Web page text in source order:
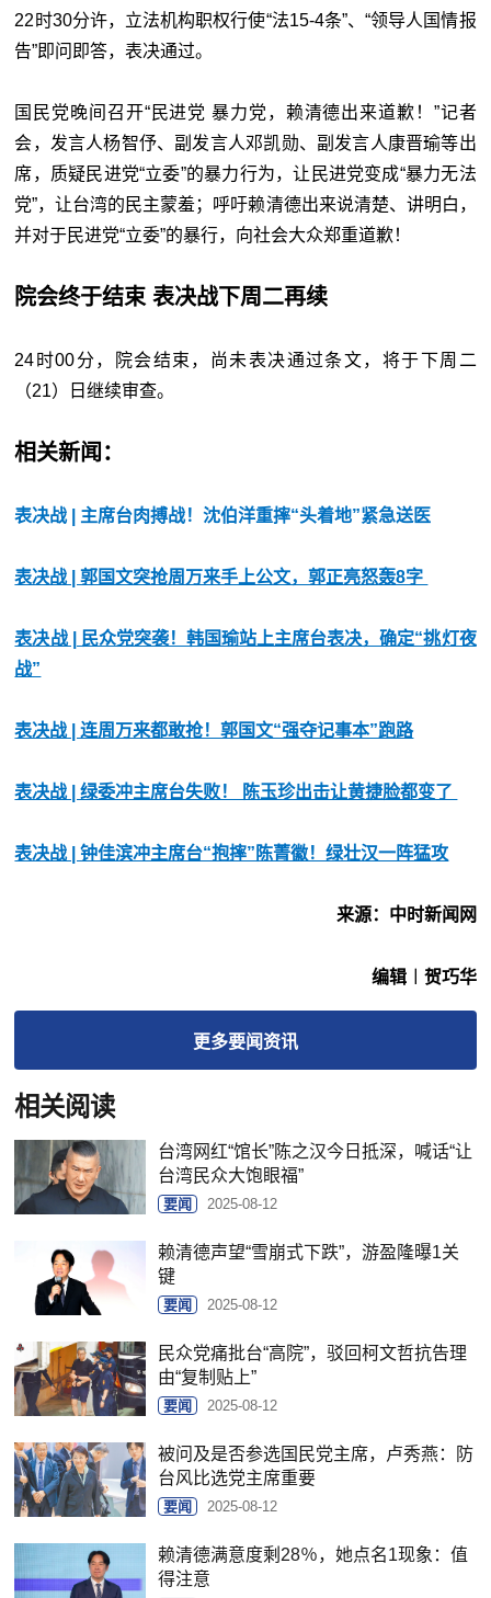
22时30分许，立法机构职权行使“法15-4条”、“领导人国情报
告”即问即答，表决通过。
国民党晚间召开“民进党 暴力党，赖清德出来道歉！”记者
会，发言人杨智伃、副发言人邓凯勋、副发言人康晋瑜等出
席，质疑民进党“立委”的暴力行为，让民进党变成“暴力无法
党”，让台湾的民主蒙羞；呼吁赖清德出来说清楚、讲明白，
并对于民进党“立委”的暴行，向社会大众郑重道歉！
院会终于结束 表决战下周二再续
24时00分，院会结束，尚未表决通过条文，将于下周二
（21）日继续审查。
相关新闻：
表决战 | 主席台肉搏战！沈伯洋重摔“头着地”紧急送医
表决战 | 郭国文突抢周万来手上公文，郭正亮怒轰8字
表决战 | 民众党突袭！韩国瑜站上主席台表决，确定“挑灯夜
战”
表决战 | 连周万来都敢抢！郭国文“强夺记事本”跑路
表决战 | 绿委冲主席台失败！ 陈玉珍出击让黄捷脸都变了
表决战 | 钟佳滨冲主席台“抱摔”陈菁徽！绿壮汉一阵猛攻
来源：中时新闻网
编辑︱贺巧华
更多要闻资讯
相关阅读
台湾网红“馆长”陈之汉今日抵深，喊话“让
台湾民众大饱眼福”
要闻 2025-08-12
赖清德声望“雪崩式下跌”，游盈隆曝1关
键
要闻 2025-08-12
民众党痛批台“高院”，驳回柯文哲抗告理
由“复制贴上”
要闻 2025-08-12
被问及是否参选国民党主席，卢秀燕：防
台风比选党主席重要
要闻 2025-08-12
赖清德满意度剩28％，她点名1现象：值
得注意